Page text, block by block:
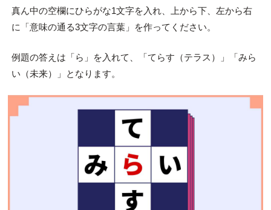
真ん中の空欄にひらがな1文字を入れ、上から下、左から右
に「意味の通る3文字の言葉」を作ってください。
例題の答えは「ら」を入れて、「てらす（テラス）」「みら
い（未来）」となります。